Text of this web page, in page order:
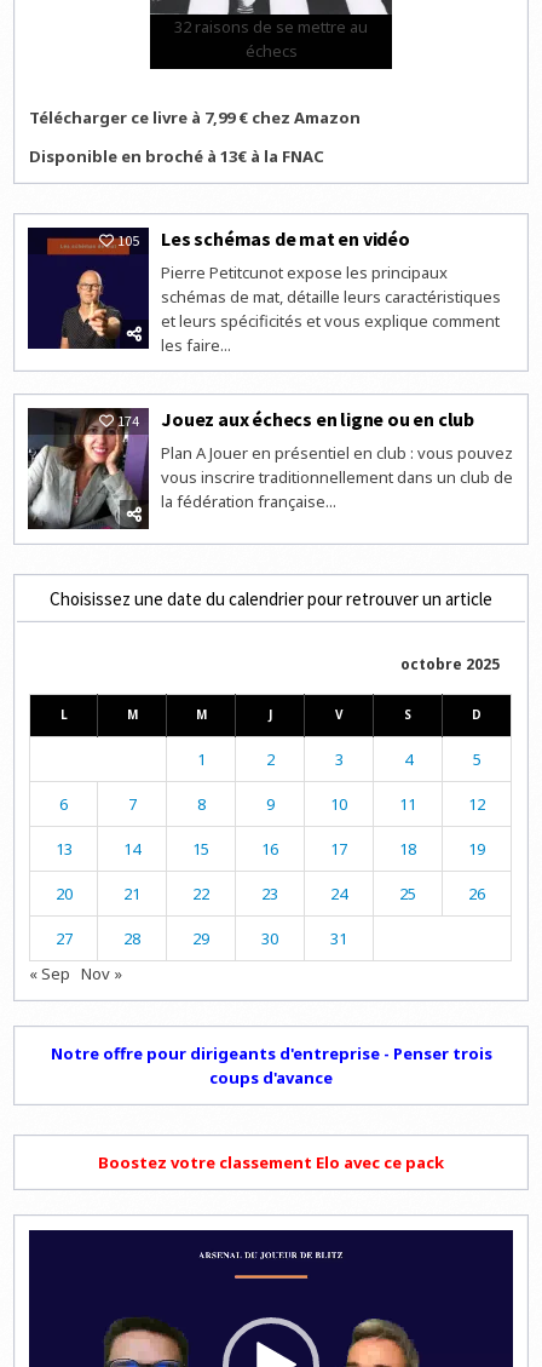
32 raisons de se mettre au
échecs
Télécharger ce livre à 7,99 € chez Amazon
Disponible en broché à 13€ à la FNAC
105 Les schémas de mat en vidéo
Pierre Petitcunot expose les principaux
schémas de mat, détaille leurs caractéristiques
et leurs spécificités et vous explique comment
les faire...
174 Jouez aux échecs en ligne ou en club
Plan A Jouer en présentiel en club : vous pouvez
vous inscrire traditionnellement dans un club de
la fédération française...
Choisissez une date du calendrier pour retrouver un article
octobre 2025
L M M J V S D
1 2 3 4 5
6 7 8 9 10 11 12
13 14 15 16 17 18 19
20 21 22 23 24 25 26
27 28 29 30
31
« Sep Nov »
Notre offre pour dirigeants d'entreprise - Penser trois
coups d'avance
Boostez votre classement Elo avec ce pack